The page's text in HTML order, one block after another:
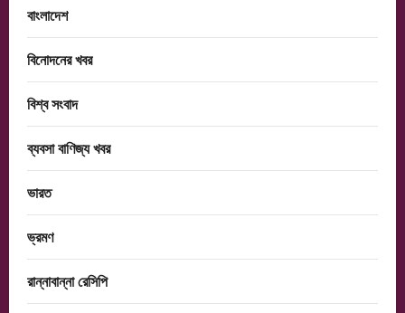
বাংলাদেশ
বিনোদনের খবর
বিশ্ব সংবাদ
ব্যবসা বাণিজ্য খবর
ভারত
ভ্রমণ
রান্নাবান্না রেসিপি